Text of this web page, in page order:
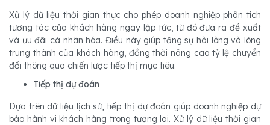
Xử lý dữ liệu thời gian thực cho phép doanh nghiệp phân tích
tương tác của khách hàng ngay lập tức, từ đó đưa ra đề xuất
và ưu đãi cá nhân hóa. Điều này giúp tăng sự hài lòng và lòng
trung thành của khách hàng, đồng thời nâng cao tỷ lệ chuyển
đổi thông qua chiến lược tiếp thị mục tiêu.
Tiếp thị dự đoán
Dựa trên dữ liệu lịch sử, tiếp thị dự đoán giúp doanh nghiệp dự
báo hành vi khách hàng trong tương lai. Xử lý dữ liệu thời gian